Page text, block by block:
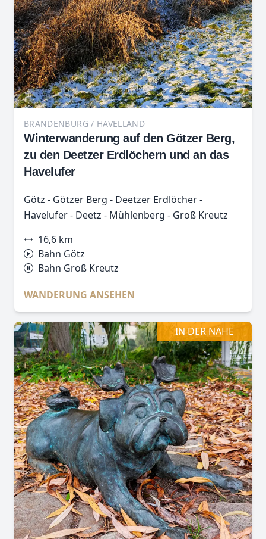
BRANDENBURG / HAVELLAND
Winterwanderung auf den Götzer Berg,
zu den Deetzer Erdlöchern und an das
Havelufer
Götz - Götzer Berg - Deetzer Erdlöcher -
Havelufer - Deetz - Mühlenberg - Groß Kreutz
16,6 km
Bahn Götz
Bahn Groß Kreutz
WANDERUNG ANSEHEN
IN DER NÄHE